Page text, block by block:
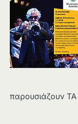
παρουσιάζουν